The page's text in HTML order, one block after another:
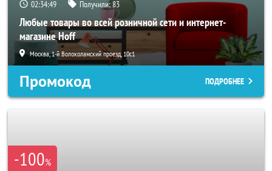
02:34:47 Получили:83
Любые товары во всей розничной сети и интернет-
магазине Hoff
Москва, 1-й Волоколамский проезд, 10с1
Промокод ПОДРОБНЕЕ
-100%